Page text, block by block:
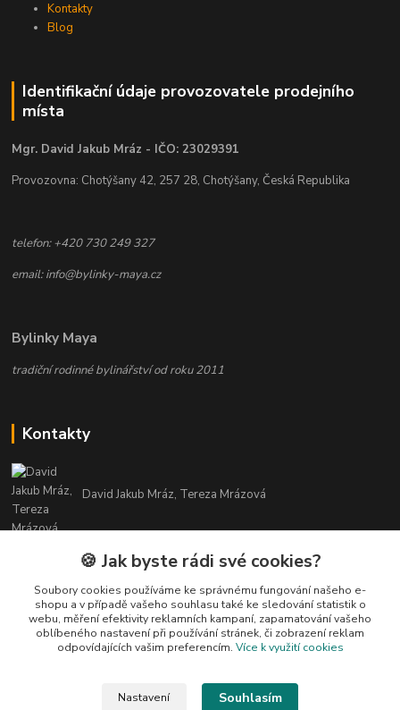
Kontakty
Blog
Identifikační údaje provozovatele prodejního
místa
Mgr. David Jakub Mráz - IČO: 23029391
Provozovna: Chotýšany 42, 257 28, Chotýšany, Česká Republika
telefon: +420 730 249 327
email: info@bylinky-maya.cz
Bylinky Maya
tradiční rodinné bylinářství od roku 2011
Kontakty
David Jakub Mráz, Tereza Mrázová
info@bylinky-maya.cz
🍪 Jak byste rádi své cookies?
Soubory cookies používáme ke správnému fungování našeho e-
shopu a v případě vašeho souhlasu také ke sledování statistik o
webu, měření efektivity reklamních kampaní, zapamatování vašeho
oblíbeného nastavení při používání stránek, či zobrazení reklam
odpovídajících vašim preferencím. Více k využití cookies
Nastavení Souhlasím